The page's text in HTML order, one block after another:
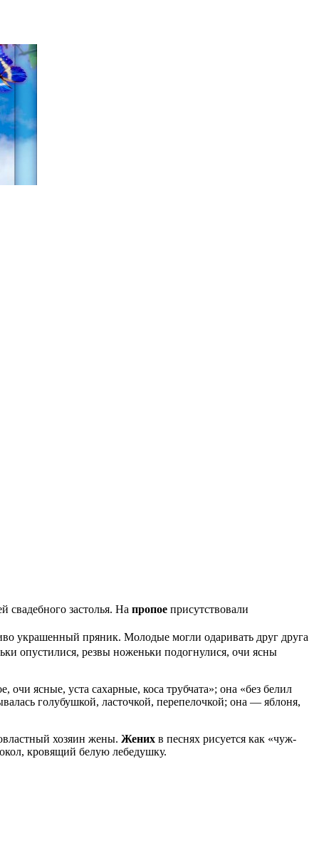
свадебного застолья. На пропое присутствовали
украшенный пряник. Молодые могли одаривать друг друга
опустилися, резвы ноженьки подогнулися, очи ясны
ясные, уста сахарные, коса трубчата»; она «без белил
голубушкой, ласточкой, перепелочкой; она — яблоня,
хозяин жены. Жених в песнях рисуется как «чуж-
кровящий белую лебедушку.